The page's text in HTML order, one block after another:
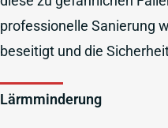
professionelle Sanierung
beseitigt und die
Lärmminderung